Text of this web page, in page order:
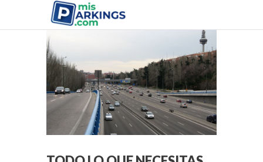
< Volver a página principal